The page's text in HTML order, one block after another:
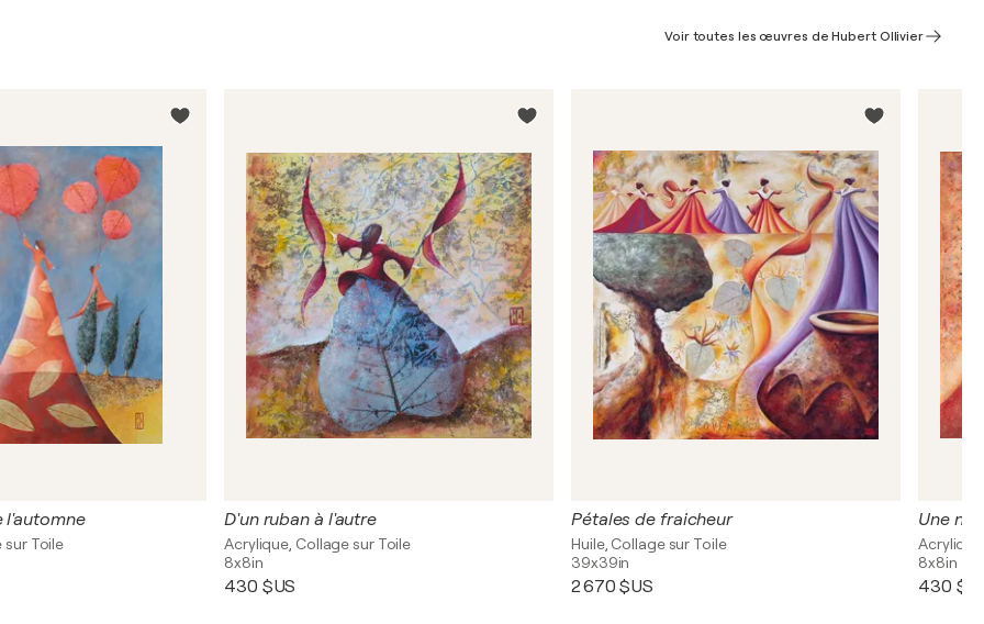
Voir toutes les œuvres de Hubert Ollivier
l'automne
sur Toile
D'un ruban à l'autre
Acrylique, Collage sur Toile
8x8in
430 $US
Pétales de fraicheur
Huile, Collage sur Toile
39x39in
2 670 $US
Une
8x8in
430